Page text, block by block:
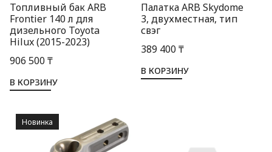
Топливный бак ARB
Frontier 140 л для
дизельного Toyota
Hilux (2015-2023)
906 500 ₸
В КОРЗИНУ
Палатка ARB Skydome
3, двухместная, тип
свэг
389 400 ₸
В КОРЗИНУ
Новинка